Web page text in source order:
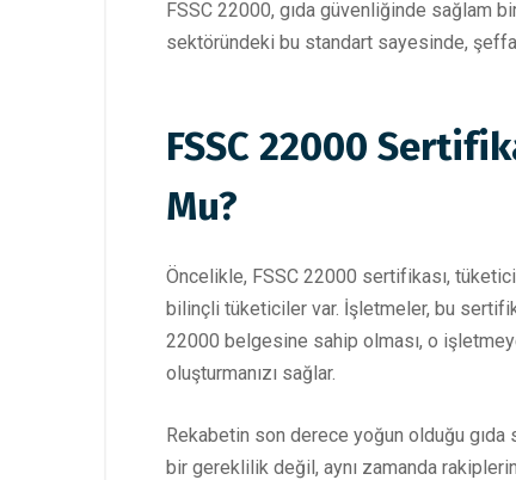
FSSC 22000, gıda güvenliğinde sağlam
sektöründeki bu standart sayesinde,
FSSC 22000
Mu?
Öncelikle, FSSC 22000 sertifikası,
bilinçli tüketiciler var. İşletmeler, bu
22000 belgesine sahip olması, o
oluşturmanızı sağlar.
Rekabetin son derece yoğun olduğu gıda
bir gereklilik değil, aynı zamanda